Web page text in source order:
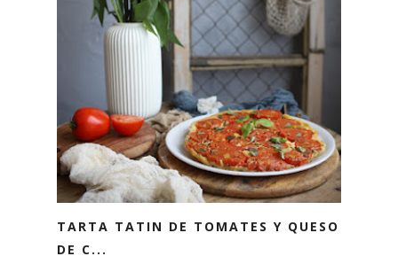
TARTA TATIN DE TOMATES Y QUESO
DE C...